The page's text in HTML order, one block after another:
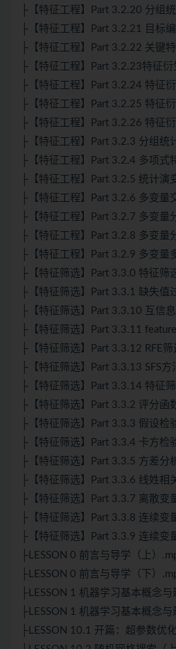
├【特征工程】Part 3.2.20 分组
├【特征工程】Part 3.2.21 目标
├【特征工程】Part 3.2.22 关键
├【特征工程】Part 3.2.23特征衍
├【特征工程】Part 3.2.24 特征
├【特征工程】Part 3.2.25 特征
├【特征工程】Part 3.2.26 特征
├【特征工程】Part 3.2.3 分组统
├【特征工程】Part 3.2.4 多项式
├【特征工程】Part 3.2.5 统计演
├【特征工程】Part 3.2.6 多变量
├【特征工程】Part 3.2.7 多变量
├【特征工程】Part 3.2.8 多变量
├【特征工程】Part 3.2.9 多变量
├【特征筛选】Part 3.3.0 特征筛
├【特征筛选】Part 3.3.1 缺失值
├【特征筛选】Part 3.3.10 互信
├【特征筛选】Part 3.3.11
├【特征筛选】Part 3.3.12 RFE筛
├【特征筛选】Part 3.3.13 SFS方
├【特征筛选】Part 3.3.14 特征
├【特征筛选】Part 3.3.2 评分函
├【特征筛选】Part 3.3.3 假设检
├【特征筛选】Part 3.3.4 卡方检
├【特征筛选】Part 3.3.5 方差分
├【特征筛选】Part 3.3.6 线姓相
├【特征筛选】Part 3.3.7 离散变
├【特征筛选】Part 3.3.8 连续变
├【特征筛选】Part 3.3.9 连续变
├LESSON 0 前言与导学（上）
├LESSON 0 前言与导学（下）
├LESSON 1 机器学习基本概念
├LESSON 1 机器学习基本概念
├LESSON 10.1 开篇：超参数优